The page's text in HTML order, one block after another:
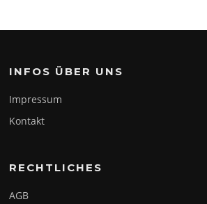
INFOS ÜBER UNS
Impressum
Kontakt
RECHTLICHES
AGB